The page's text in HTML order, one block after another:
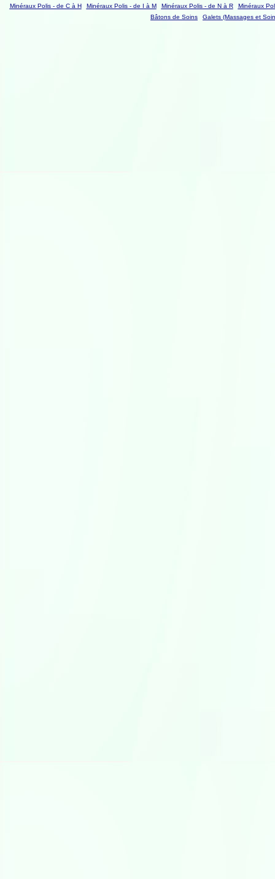
Minéraux Polis - de C à H
Minéraux Polis - de I à M Minéraux Polis - de N à R
Minéraux
Bâtons de Soins
Galets (Massages et